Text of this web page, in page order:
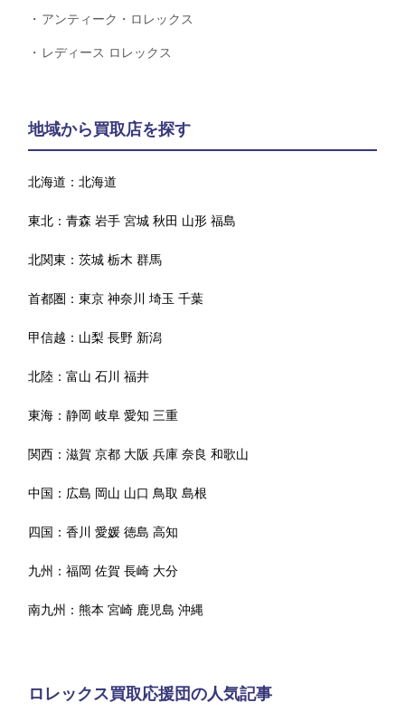
アンティーク・ロレックス
レディース ロレックス
地域から買取店を探す
北海道：北海道
東北：青森 岩手 宮城 秋田 山形 福島
北関東：茨城 栃木 群馬
首都圏：東京 神奈川 埼玉 千葉
甲信越： 山梨 長野 新潟
北陸：富山 石川 福井
東海：静岡 岐阜 愛知 三重
関西：滋賀 京都 大阪 兵庫 奈良 和歌山
中国： 広島 岡山 山口 鳥取 島根
四国：香川 愛媛 徳島 高知
九州：福岡 佐賀 長崎 大分
南九州：熊本 宮崎 鹿児島 沖縄
ロレックス買取応援団の人気記事